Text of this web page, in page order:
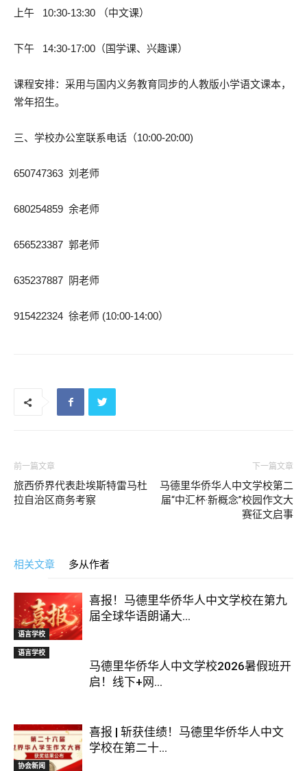
上午 10:30-13:30 （中文课）
下午 14:30-17:00（国学课、兴趣课）
课程安排：采用与国内义务教育同步的人教版小学语文课本，
常年招生。
三、学校办公室联系电话（10:00-20:00)
650747363 刘老师
680254859 余老师
656523387 郭老师
635237887 阴老师
915422324 徐老师 (10:00-14:00）
前一篇文章
旅西侨界代表赴埃斯特雷马杜
拉自治区商务考察
下一篇文章
马德里华侨华人中文学校第二
届“中汇杯·新概念”校园作文大
赛征文启事
相关文章 多从作者
语言学校
喜报！马德里华侨华人中文学校在第九
届全球华语朗诵大...
语言学校
马德里华侨华人中文学校2026暑假班开
启！线下+网...
协会新闻
喜报 | 斩获佳绩！马德里华侨华人中文
学校在第二十...